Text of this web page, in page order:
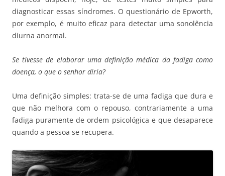
diagnosticar essas síndromes. O questionário de Epworth,
por exemplo, é muito eficaz para detectar uma sonolência
diurna anormal.
Se tivesse de elaborar uma definição médica da fadiga como
doença, o que o senhor diria?
Uma definição simples: trata-se de uma fadiga que dura e
que não melhora com o repouso, contrariamente a uma
fadiga puramente de ordem psicológica e que desaparece
quando a pessoa se recupera.